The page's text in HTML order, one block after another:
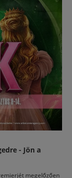
- Jön a
megelőzően